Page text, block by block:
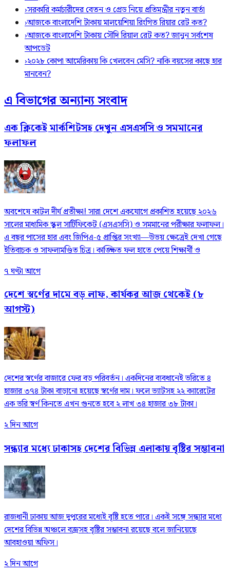
›সরকারি কর্মচারীদের বেতন ও গ্রেড নিয়ে প্রতিমন্ত্রীর নতুন বার্তা
›আজকে বাংলাদেশি টাকায় মালয়েশিয়া রিংগিত রিয়ার রেট কত?
›আজকে বাংলাদেশি টাকায় সৌদি রিয়াল রেট কত? জানুন সর্বশেষ
আপডেট
›২০২৮ কোপা আমেরিকায় কি খেলবেন মেসি? নাকি বয়সের কাছে হার
মানবেন?
এ বিভাগের অন্যান্য সংবাদ
এক ক্লিকেই মার্কশিটসহ দেখুন এসএসসি ও সমমানের
ফলাফল
​অবশেষে কাটল দীর্ঘ প্রতীক্ষা! সারা দেশে একযোগে প্রকাশিত হয়েছে ২০২৬
সালের মাধ্যমিক স্কুল সার্টিফিকেট (এসএসসি) ও সমমানের পরীক্ষার ফলাফল।
এ বছর পাসের হার এবং জিপিএ-৫ প্রাপ্তির সংখ্যা—উভয় ক্ষেত্রেই দেখা গেছে
ইতিবাচক ও সাফল্যমণ্ডিত চিত্র। কাঙ্ক্ষিত ফল হাতে পেয়ে শিক্ষার্থী ও
৭ ঘণ্টা আগে
দেশে স্বর্ণের দামে বড় লাফ, কার্যকর আজ থেকেই (৮
আগস্ট)
দেশের স্বর্ণের বাজারে ফের বড় পরিবর্তন। একদিনের ব্যবধানেই ভরিতে ৪
হাজার ৩৭৪ টাকা বাড়ানো হয়েছে স্বর্ণের দাম। ফলে ভ্যাটসহ ২২ ক্যারেটের
এক ভরি স্বর্ণ কিনতে এখন গুনতে হবে ২ লাখ ৩৪ হাজার ৩৮ টাকা।
২ দিন আগে
সন্ধ্যার মধ্যে ঢাকাসহ দেশের বিভিন্ন এলাকায় বৃষ্টির সম্ভাবনা
রাজধানী ঢাকায় আজ দুপুরের মধ্যেই বৃষ্টি হতে পারে। একই সঙ্গে সন্ধ্যার মধ্যে
দেশের বিভিন্ন অঞ্চলে বজ্রসহ বৃষ্টির সম্ভাবনা রয়েছে বলে জানিয়েছে
আবহাওয়া অফিস।
২ দিন আগে